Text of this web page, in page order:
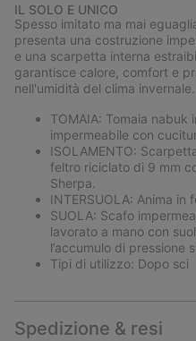
IL SOLO E UNICO
Spesso imitato ma mai
presenta una costruzione
e una scarpetta interna
garantisce calore, comfort e
nell'umidità del clima invernale.
TOMAIA: Tomaia nabuk
impermeabile con
ISOLAMENTO:
feltro riciclato di 9 mm
Sherpa.
INTERSUOLA: Anima in
SUOLA: Scafo
lavorato a mano con
l’accumulo di pressione
Tipi di utilizzo: Dopo sci
Spedizione & resi